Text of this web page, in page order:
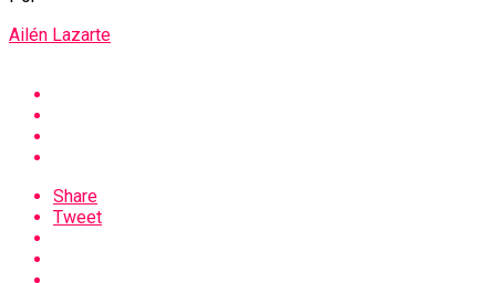
Ailén Lazarte
Share
Tweet